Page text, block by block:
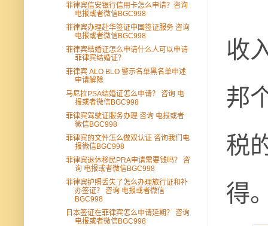
收
邦
税
得
菲律宾信安银行信用卡怎么申请？咨询
电报或者微信BGC998
菲律宾办理赴华签证中国签证服务 咨询
电报或者微信BGC998
菲律宾结婚证怎么申请什么人可以申请
菲律宾结婚证？
菲律宾 ALO BLO 警示名单黑名单申述
申请解除
马尼拉PSA结婚证怎么申请？ 咨询 电
报或者微信BGC998
菲律宾驾驶证服务办理 咨询 电报或者
微信BGC998
菲律宾的文件怎么做双认证 咨询我们电
报微信BGC998
菲律宾退休移民PRA申请需要钱吗？ 咨
询 电报或者微信BGC998
菲律宾护照丢失了怎么办理旅行证和补
办签证？ 咨询 电报或者微信
BGC998
日本签证在菲律宾怎么申请延期？ 咨询
电报或者微信BGC998